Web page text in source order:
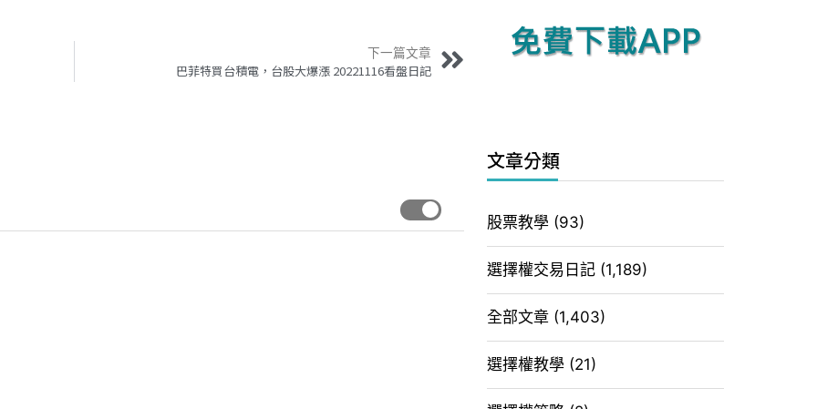
下一篇文章
巴菲特買台積電，台股大爆漲 20221116看盤日記
文章分類
股票教學 (93)
選擇權交易日記 (1,189)
全部文章 (1,403)
選擇權教學 (21)